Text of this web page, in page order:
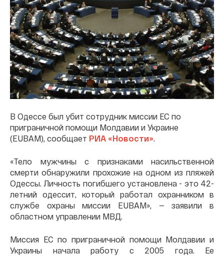
В Одессе был убит сотрудник миссии ЕС по
приграничной помощи Молдавии и Украине
(EUBAM), сообщает РИА «Новости».
«Тело мужчины с признаками насильственной
смерти обнаружили прохожие на одном из пляжей
Одессы. Личность погибшего установлена - это 42-
летний одессит, который работал охранником в
службе охраны миссии EUBAM», — заявили в
областном управлении МВД.
Миссия ЕС по приграничной помощи Молдавии и
Украины начала работу с 2005 года. Ее